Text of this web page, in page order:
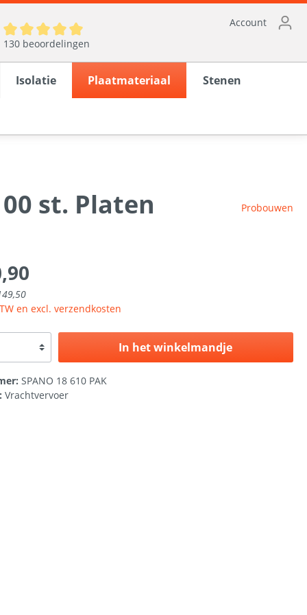
130 beoordelingen
Account
Isolatie Plaatmateriaal Stenen
st. Platen Probouwen
en excl. verzendkosten
In het winkelmandje
SPANO 18 610 PAK
Vrachtvervoer